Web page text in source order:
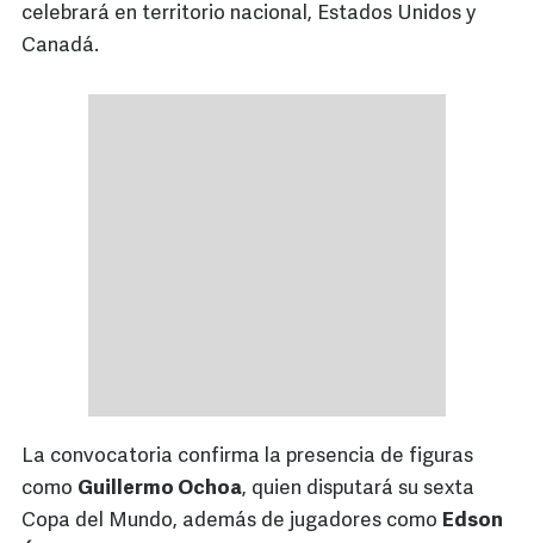
celebrará en territorio nacional, Estados Unidos y
Canadá.
La convocatoria confirma la presencia de figuras
como Guillermo Ochoa, quien disputará su sexta
Copa del Mundo, además de jugadores como Edson